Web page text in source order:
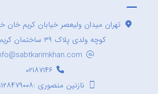
تهران میدان ولیعصر خیابان کریم خان
کوچه ولدی پلاک ۳۹ ساختمان کریم خان
۰۲۱۸۷۱۴۶
نازنین منصوری :۰۹۱۲۸۴۷۹۰۰۸